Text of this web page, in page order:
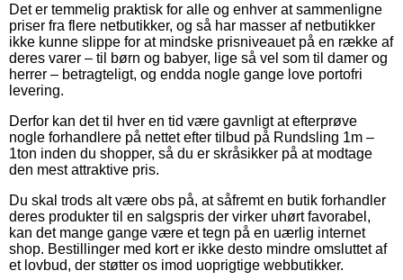
Det er temmelig praktisk for alle og enhver at sammenligne
priser fra flere netbutikker, og så har masser af netbutikker
ikke kunne slippe for at mindske prisniveauet på en række af
deres varer – til børn og babyer, lige så vel som til damer og
herrer – betragteligt, og endda nogle gange love portofri
levering.
Derfor kan det til hver en tid være gavnligt at efterprøve
nogle forhandlere på nettet efter tilbud på Rundsling 1m –
1ton inden du shopper, så du er skråsikker på at modtage
den mest attraktive pris.
Du skal trods alt være obs på, at såfremt en butik forhandler
deres produkter til en salgspris der virker uhørt favorabel,
kan det mange gange være et tegn på en uærlig internet
shop. Bestillinger med kort er ikke desto mindre omsluttet af
et lovbud, der støtter os imod uoprigtige webbutikker.